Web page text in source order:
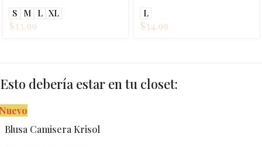
S M L XL
$33.99
L
$34.99
Esto debería estar en tu closet:
Blusa Camisera Krisol